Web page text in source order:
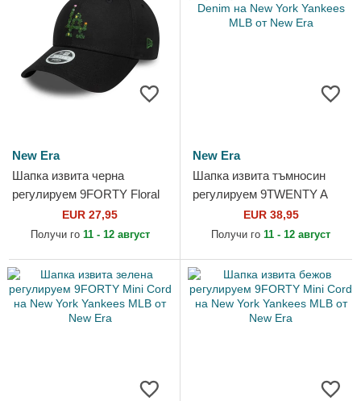
New Era
Шапка извита черна
регулируем 9FORTY Floral
Infill на Los Angeles Dodgers
MLB от New Era
EUR 27,95
Получи го 11 - 12 август
New Era
Шапка извита тъмносин
регулируем 9TWENTY A
Frame Denim на New York
Yankees MLB от New Era
EUR 38,95
Получи го 11 - 12 август